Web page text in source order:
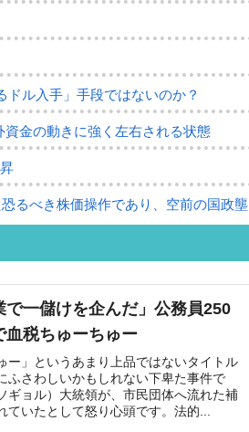
ル入手」手段ではないのか？
金の動きに強く左右される状態
るべき株価操作であり、空前の国政壟
を蝕む。
⇒ PSIが示す現況は決して良くない。
万ウォンを認定 ⇒ 総額3兆7,000億
一儲けを企んだ」公務員250
血税ちゅーちゅー
ー」というあまり上品ではないタイトル
ふさわしいかもしれない下卑た事件で
ギョル）大統領が、市民団体へ流れた補
ていたとして怒り心頭です。法的...